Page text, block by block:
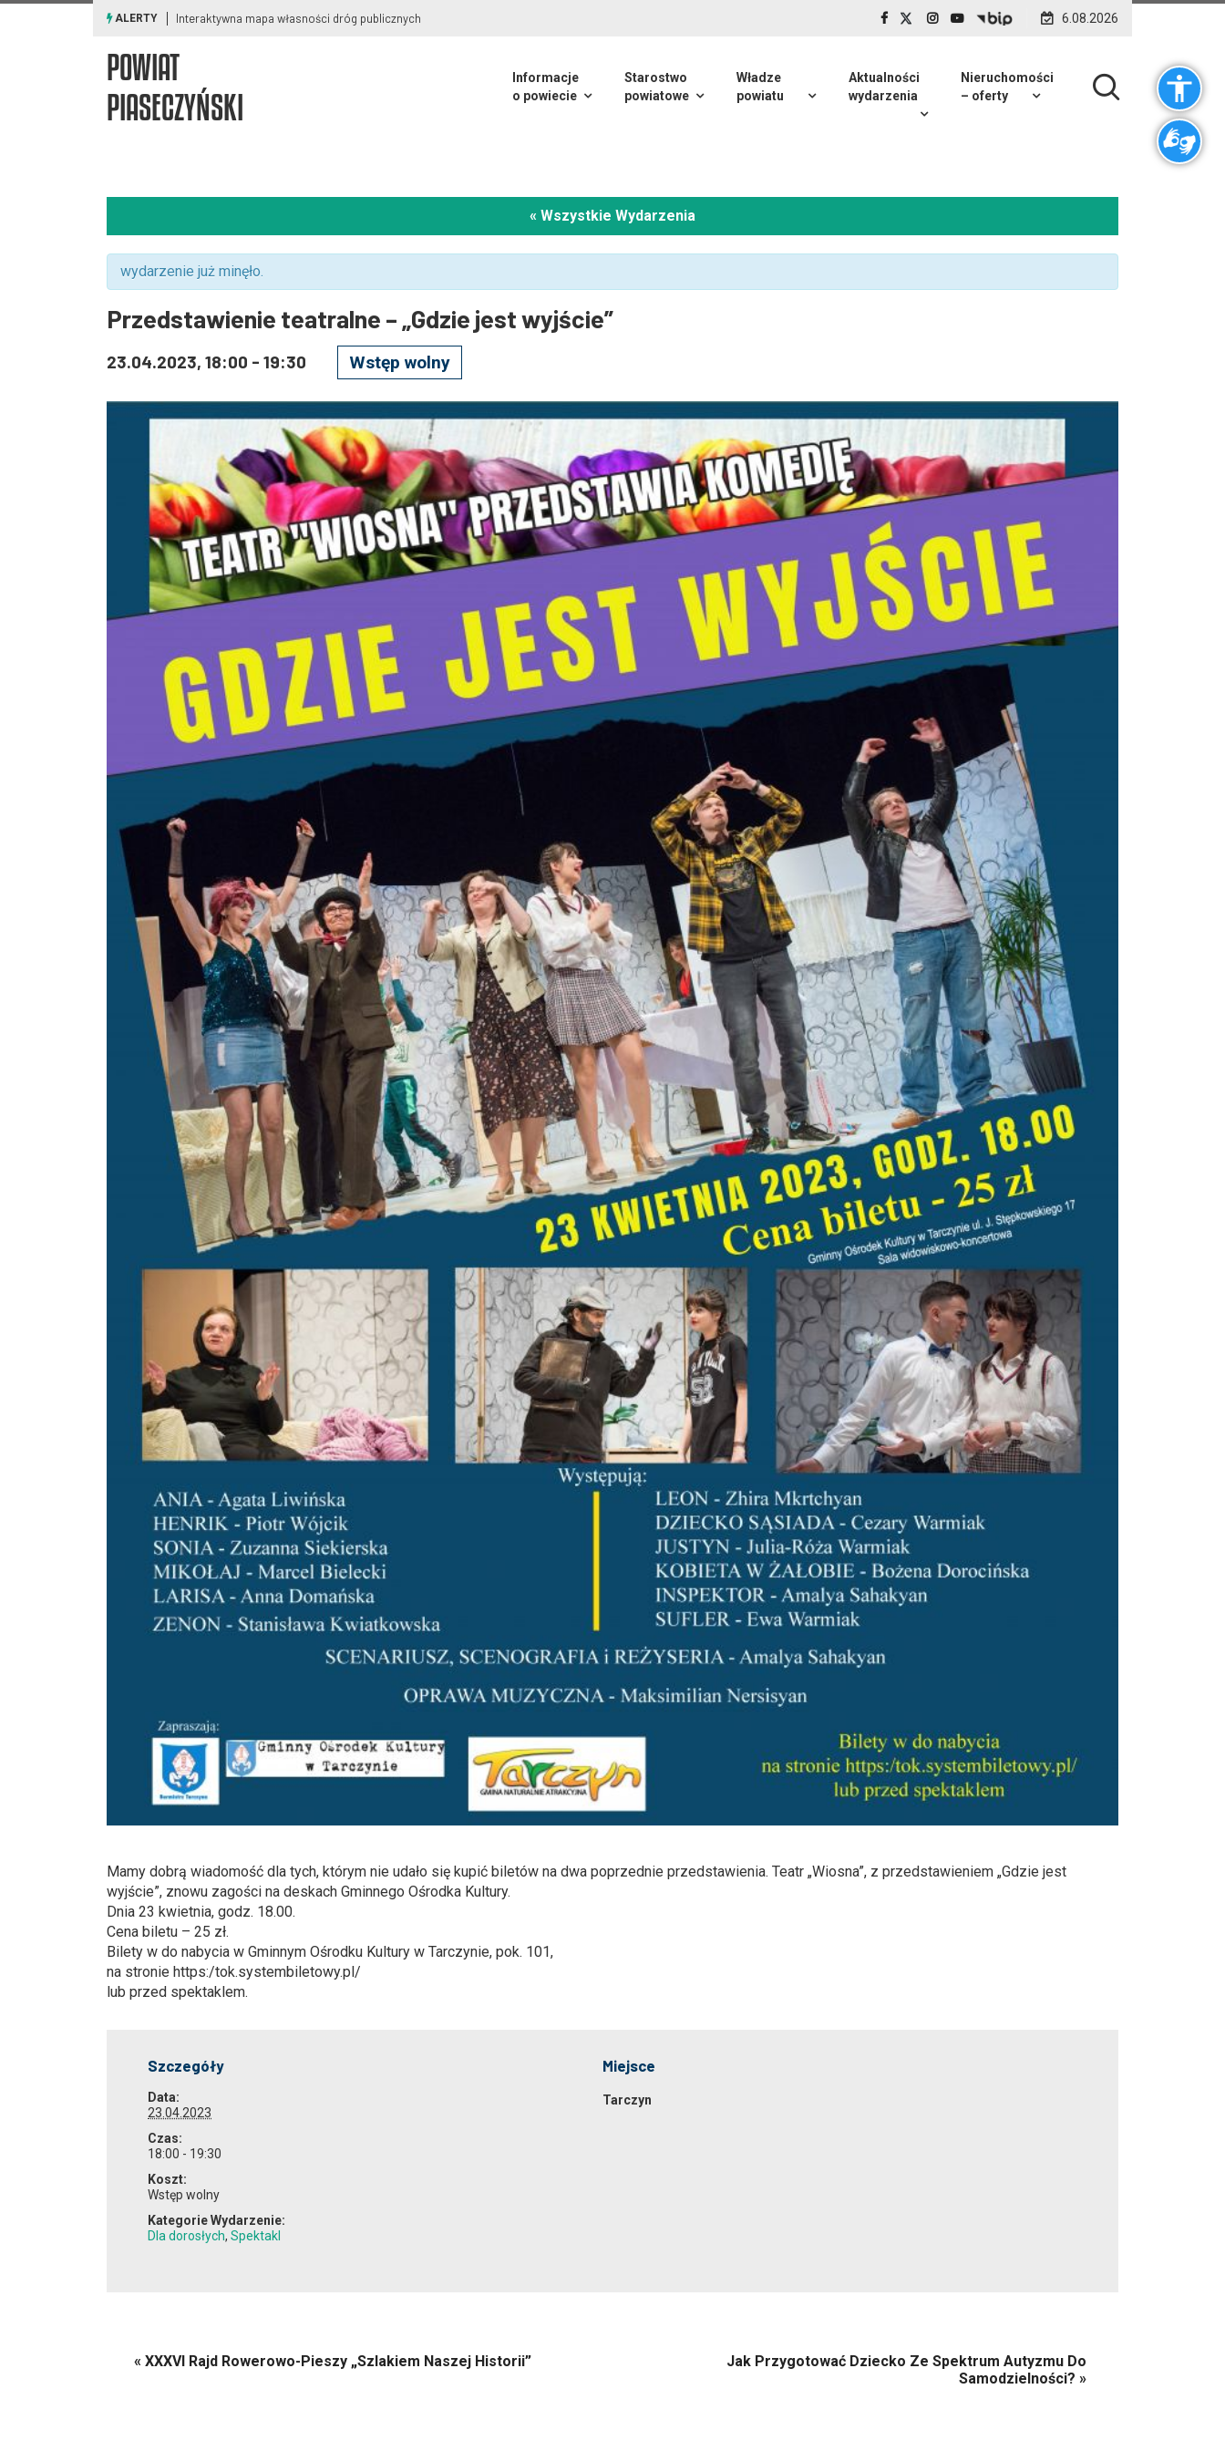
ALERTY Ostrzeżenia meteorologiczne i smogowe 6.08.2026
POWIAT
PIASECZYŃSKI
Informacje
o powiecie
Starostwo
powiatowe
Władze
powiatu
Aktualności
wydarzenia
Nieruchomości
– oferty
« Wszystkie Wydarzenia
wydarzenie już minęło.
Przedstawienie teatralne – „Gdzie jest wyjście”
23.04.2023, 18:00 - 19:30 Wstęp wolny
Mamy dobrą wiadomość dla tych, którym nie udało się kupić biletów na dwa poprzednie przedstawienia. Teatr „Wiosna”, z przedstawieniem „Gdzie jest
wyjście”, znowu zagości na deskach Gminnego Ośrodka Kultury.
Dnia 23 kwietnia, godz. 18.00.
Cena biletu – 25 zł.
Bilety w do nabycia w Gminnym Ośrodku Kultury w Tarczynie, pok. 101,
na stronie https:/tok.systembiletowy.pl/
lub przed spektaklem.
Szczegóły
Data:
23.04.2023
Czas:
18:00 - 19:30
Koszt:
Wstęp wolny
Kategorie Wydarzenie:
Dla dorosłych,Spektakl
Miejsce
Tarczyn
« XXXVI Rajd Rowerowo-Pieszy „Szlakiem Naszej Historii”
Jak Przygotować Dziecko Ze Spektrum Autyzmu Do
Samodzielności? »